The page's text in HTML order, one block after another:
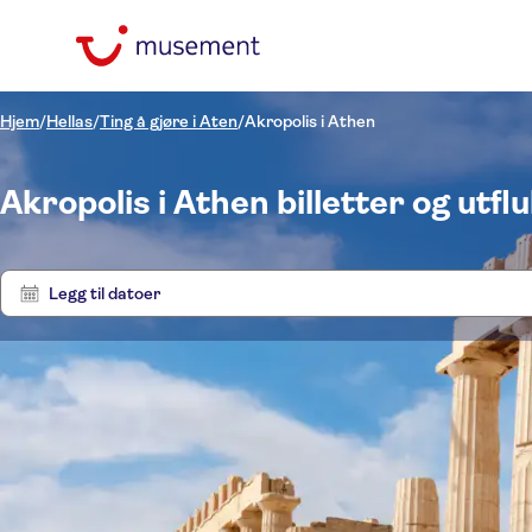
Hjem/Hellas/Ting å gjøre i Aten/Akropolis i Athen
Akropolis i Athen billetter og
Legg til datoer
Pris (voksen)
Min NOK Max NOK
hotellet
Alternativer
Øyeblikkelig bekreftelse
Kategorier